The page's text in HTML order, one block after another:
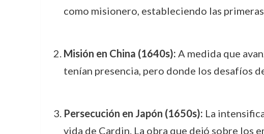
como misionero, estableciendo las
Misión en China (1640s): A medida que
tenían presencia, pero donde los desafíos
Persecución en Japón (1650s): La
vida de Cardin. La obra que dejó sobre los